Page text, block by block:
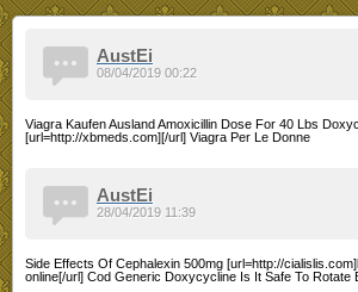
AustEi
Viagra Kaufen Ausland Amoxicillin Dose For 40 Lbs
[url=http://xbmeds.com][/url] Viagra Per Le Donne
08/04/2019 00:22
AustEi
Side Effects Of Cephalexin 500mg [url=http://
online[/url] Cod Generic Doxycycline Is It Safe To Rotate
28/04/2019 11:39